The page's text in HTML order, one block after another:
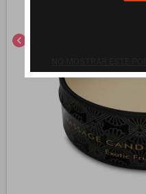
chevron_left